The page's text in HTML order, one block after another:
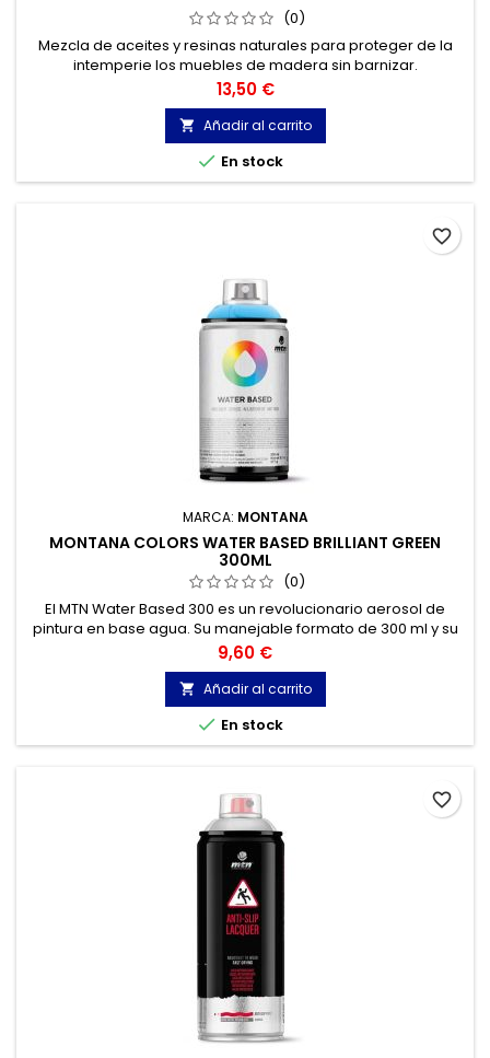
(0)
Mezcla de aceites y resinas naturales para proteger de la
intemperie los muebles de madera sin barnizar.
Precio
13,50 €
 Añadir al carrito
 En stock
MARCA: MONTANA
MONTANA COLORS WATER BASED BRILLIANT GREEN
300ML
(0)
El MTN Water Based 300 es un revolucionario aerosol de
pintura en base agua. Su manejable formato de 300 ml y su
bajo olor, hacen de él la herramienta perfecta para el
trabajo de estudio o en interiores
Precio
9,60 €
 Añadir al carrito
 En stock
favorite_border
favorite_border